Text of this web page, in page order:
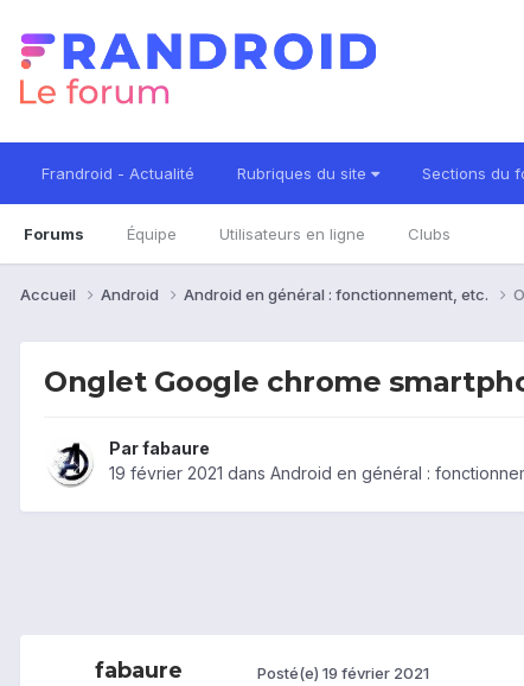
Frandroid - Actualité Rubriques du site Sections du
Forums Équipe Utilisateurs en ligne Clubs
Accueil Android Android en général : fonctionnement, etc.
Onglet Google chrome
Parfabaure
19 février 2021 dans Android en général :
fabaure Posté(e) 19 février 2021